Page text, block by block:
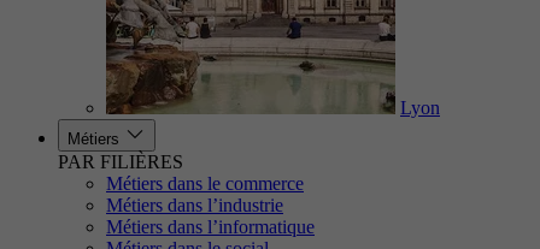
Lyon
Métiers
PAR FILIÈRES
Métiers dans le commerce
Métiers dans l’industrie
Métiers dans l’informatique